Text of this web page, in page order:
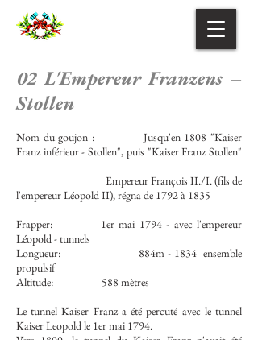
02 L'Empereur Franzens –
Stollen
Nom du goujon :
Jusqu'en 1808 "Kaiser
Franz inférieur - Stollen", puis "Kaiser Franz Stollen"
Empereur François II./I. (fils de
l'empereur Léopold II), régna de 1792 à 1835
Frapper:
1er mai 1794 - avec l'empereur
Léopold - tunnels
Longueur:
884m - 1834 ensemble
propulsif
Altitude:
588 mètres
Le tunnel Kaiser Franz a été percuté avec le tunnel
Kaiser Leopold le 1er mai 1794.